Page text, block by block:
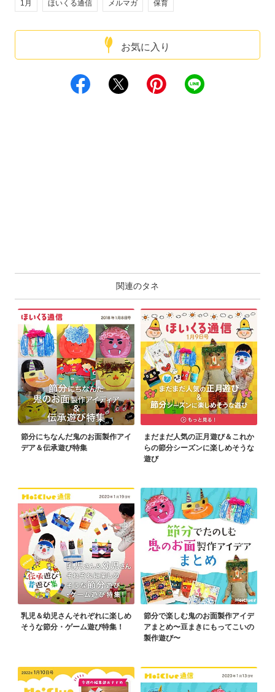
お気に入り
1月 ほいくる通信 メルマガ 保育
関連のタネ
節分にちなんだ鬼のお面製作アイ
デア＆伝承遊び特集
まだまだ人気の正月遊び＆これか
らの節分シーズンに楽しめそうな
遊び
乳児＆幼児さんそれぞれに楽しめ
そうな節分・ゲーム遊び特集！
節分で楽しむ鬼のお面製作アイデ
アまとめ〜豆まきにもってこいの
製作遊び〜